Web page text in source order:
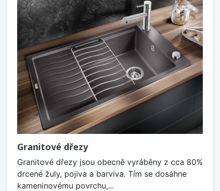
Granitové dřezy
Granitové dřezy jsou obecně vyráběny z cca 80%
drcené žuly, pojiva a barviva. Tím se dosáhne
kameninovému povrchu,...